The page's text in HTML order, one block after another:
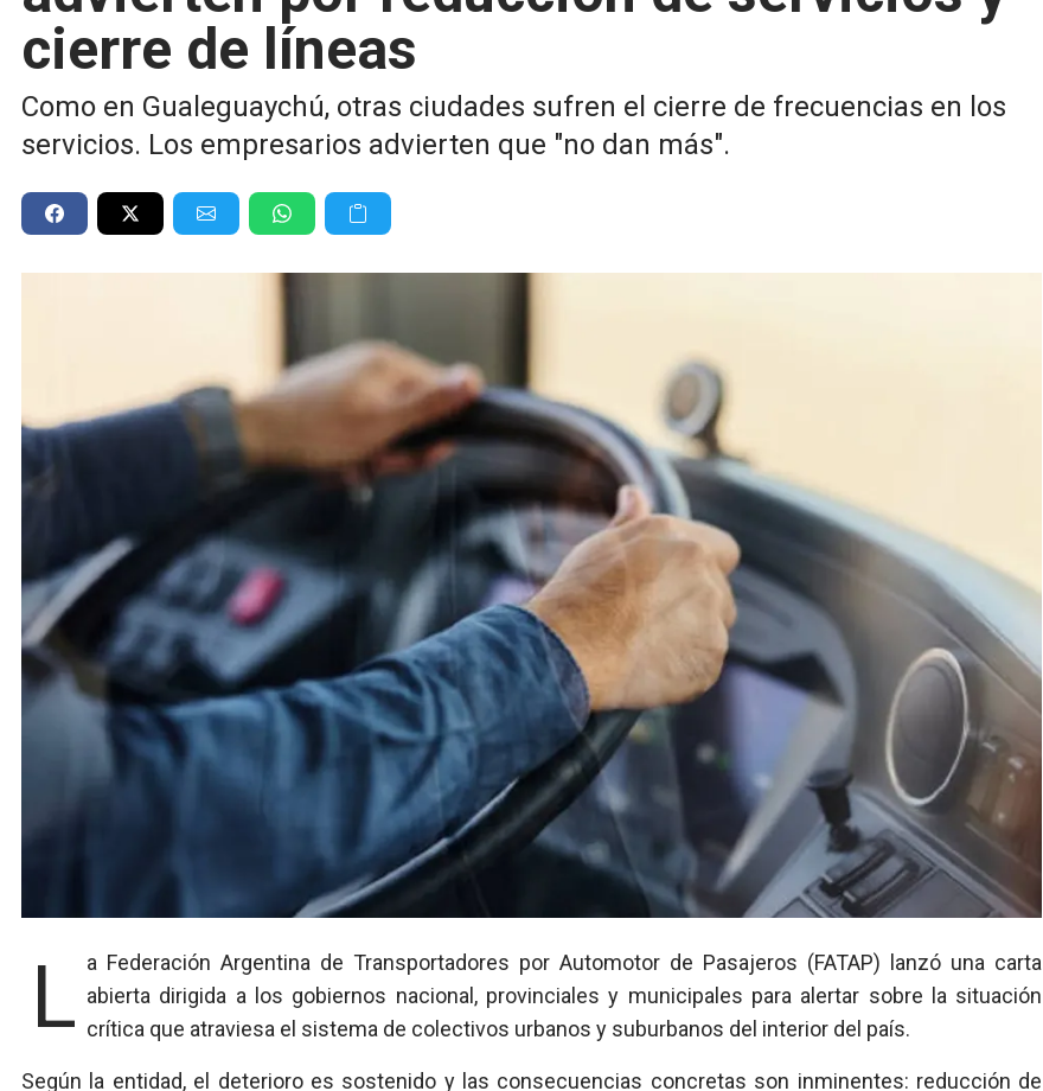
cierre de líneas
Como en Gualeguaychú, otras ciudades sufren el cierre de frecuencias en los
servicios. Los empresarios advierten que "no dan más".
La Federación Argentina de Transportadores por Automotor de Pasajeros (FATAP) lanzó una carta abierta dirigida a los gobiernos nacional, provinciales y municipales para alertar sobre la situación
crítica que atraviesa el sistema de colectivos urbanos y suburbanos del interior del país.
Según la entidad, el deterioro es sostenido y las consecuencias concretas son inminentes: reducción de